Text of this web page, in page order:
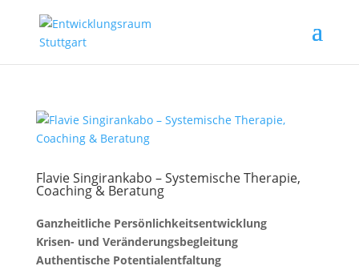
Flavie Singirankabo – Systemische Therapie,
Coaching & Beratung
Ganzheitliche Persönlichkeitsentwicklung
Krisen- und Veränderungsbegleitung
Authentische Potentialentfaltung